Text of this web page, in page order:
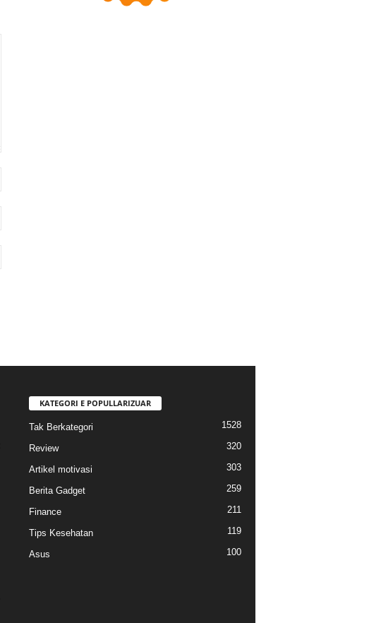
KATEGORI E POPULLARIZUAR
Tak Berkategori 1528
Review 320
Artikel motivasi 303
Berita Gadget 259
Finance 211
Tips Kesehatan 119
Asus 100